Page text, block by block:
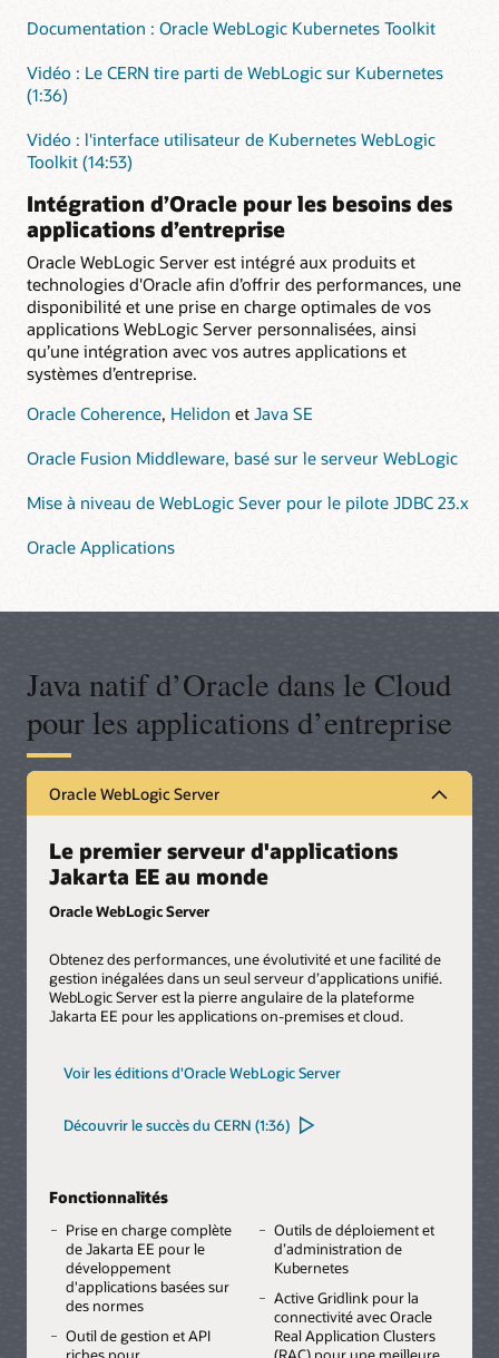
Documentation : Oracle WebLogic Kubernetes Toolkit
Vidéo : Le CERN tire parti de WebLogic sur Kubernetes
(1:36)
Vidéo : l'interface utilisateur de Kubernetes WebLogic
Toolkit (14:53)
Intégration d’Oracle pour les besoins des
applications d’entreprise
Oracle WebLogic Server est intégré aux produits et
technologies d'Oracle afin d’offrir des performances, une
disponibilité et une prise en charge optimales de vos
applications WebLogic Server personnalisées, ainsi
qu’une intégration avec vos autres applications et
systèmes d’entreprise.
Oracle Coherence, Helidon et Java SE
Oracle Fusion Middleware, basé sur le serveur WebLogic
Mise à niveau de WebLogic Sever pour le pilote JDBC 23.x
Oracle Applications
Java natif d’Oracle dans le Cloud
pour les applications d’entreprise
Oracle WebLogic Server
Le premier serveur d'applications
Jakarta EE au monde
Oracle WebLogic Server
Obtenez des performances, une évolutivité et une facilité de
gestion inégalées dans un seul serveur d’applications unifié.
WebLogic Server est la pierre angulaire de la plateforme
Jakarta EE pour les applications on-premises et cloud.
Voir les éditions d'Oracle WebLogic Server
Découvrir le succès du CERN (1:36)
Fonctionnalités
Prise en charge complète
de Jakarta EE pour le
développement
d'applications basées sur
des normes
Outil de gestion et API
Outils de déploiement et
d’administration de
Kubernetes
Active Gridlink pour la
connectivité avec Oracle
Real Application Clusters